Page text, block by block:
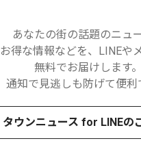
あなたの街の話題のニュ
お得な情報などを、LINEや
無料でお届けします。
通知で見逃しも防げて便利
タウンニュース for LINEの